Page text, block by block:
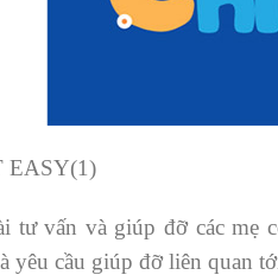
EASY(1)
tư vấn và giúp đỡ các mẹ
yêu cầu giúp đỡ liên quan